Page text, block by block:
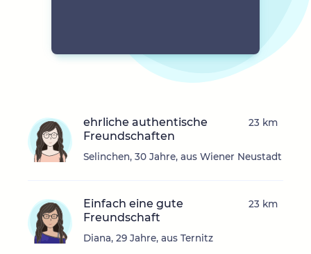
ehrliche authentische
Freundschaften
Selinchen, 30 Jahre, aus Wiener Neustadt
23 km
Einfach eine gute
Freundschaft
Diana, 29 Jahre, aus Ternitz
23 km